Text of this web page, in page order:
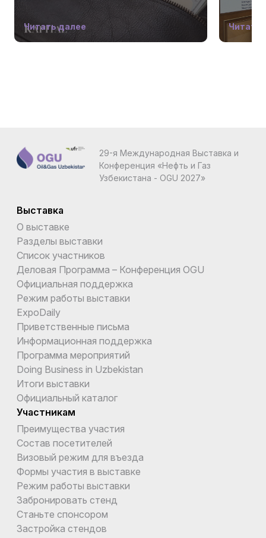
Читать далее Читать
29-я Международная Выставка и
Конференция «Нефть и Газ
Узбекистана - OGU 2027»
Выставка
О выставке
Разделы выставки
Список участников
Деловая Программа – Конференция OGU
Официальная поддержка
Режим работы выставки
ExpoDaily
Приветственные письма
Информационная поддержка
Программа мероприятий
Doing Business in Uzbekistan
Итоги выставки
Официальный каталог
Участникам
Преимущества участия
Состав посетителей
Визовый режим для въезда
Формы участия в выставке
Режим работы выставки
Забронировать стенд
Станьте спонсором
Застройка стендов